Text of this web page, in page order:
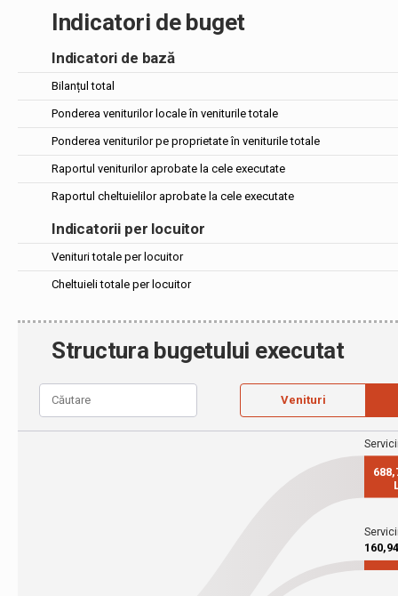
Indicatori de buget
Indicatori de bază
Bilanțul total
Ponderea veniturilor locale în veniturile totale
Ponderea veniturilor pe proprietate în veniturile totale
Raportul veniturilor aprobate la cele executate
Raportul cheltuielilor aprobate la cele executate
Indicatorii per locuitor
Venituri totale per locuitor
Cheltuieli totale per locuitor
Structura bugetului executat